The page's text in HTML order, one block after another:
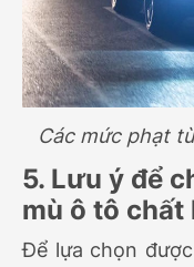
Các mức phạt
5. Lưu ý để
mù ô tô chất
Để lựa chọn